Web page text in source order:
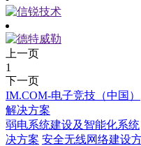
上一页
1
下一页
IM.COM-电子竞技（中国）
解决方案
弱电系统建设及智能化系统
决方案 安全无线网络建设